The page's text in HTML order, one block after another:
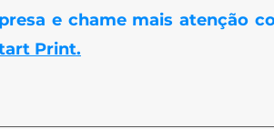
e chame mais atenção
Print.